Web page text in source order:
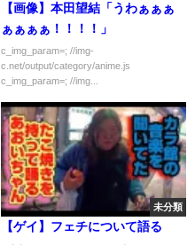
【画像】本田望結「うわぁぁぁ
ぁぁぁぁ！！！！」
c_img_param=; //img-
c.net/output/category/anime.js
c_img_param=; //img...
未分類
【ゲイ】フェチについて語る